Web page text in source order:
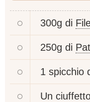
300g di
250g di
1 spicchio
Un